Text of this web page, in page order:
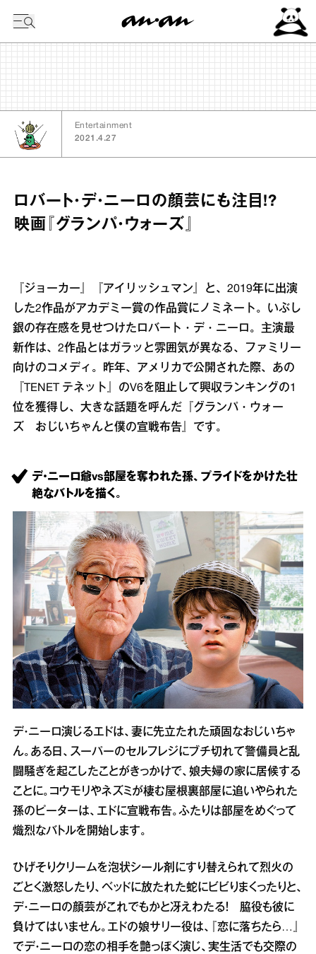
Entertainment
2021.4.27
ロバート・デ・ニーロの顔芸にも注目!?
映画『グランパ・ウォーズ』
『ジョーカー』『アイリッシュマン』と、2019年に出演
した2作品がアカデミー賞の作品賞にノミネート。いぶし
銀の存在感を見せつけたロバート・デ・ニーロ。主演最
新作は、2作品とはガラッと雰囲気が異なる、ファミリー
向けのコメディ。昨年、アメリカで公開された際、あの
『TENET テネット』のV6を阻止して興収ランキングの1
位を獲得し、大きな話題を呼んだ『グランパ・ウォー
ズ おじいちゃんと僕の宣戦布告』です。
デ・ニーロ爺vs部屋を奪われた孫、プライドをかけた壮
絶なバトルを描く。
デ・ニーロ演じるエドは、妻に先立たれた頑固なおじいちゃ
ん。ある日、スーパーのセルフレジにブチ切れて警備員と乱
闘騒ぎを起こしたことがきっかけで、娘夫婦の家に居候する
ことに。コウモリやネズミが棲む屋根裏部屋に追いやられた
孫のピーターは、エドに宣戦布告。ふたりは部屋をめぐって
熾烈なバトルを開始します。
ひげそりクリームを泡状シール剤にすり替えられて烈火の
ごとく激怒したり、ベッドに放たれた蛇にビビりまくったりと、
デ・ニーロの顔芸がこれでもかと冴えわたる！ 脇役も彼に
負けてはいません。エドの娘サリー役は、『恋に落ちたら…』
でデ・ニーロの恋の相手を艶っぽく演じ、実生活でも交際の